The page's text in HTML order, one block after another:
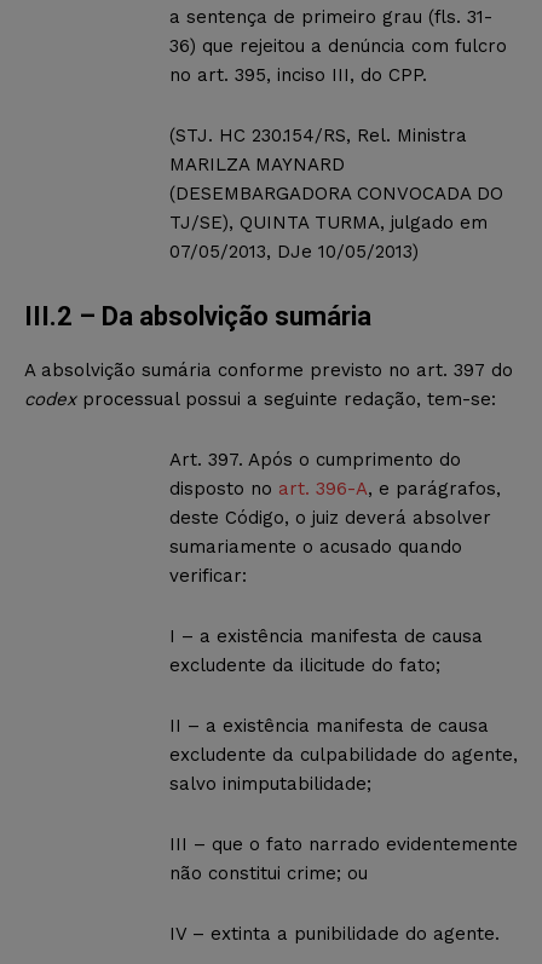
a sentença de primeiro grau (fls. 31-
36) que rejeitou a denúncia com fulcro
no art. 395, inciso III, do CPP.
(STJ. HC 230.154/RS, Rel. Ministra
MARILZA MAYNARD
(DESEMBARGADORA CONVOCADA DO
TJ/SE), QUINTA TURMA, julgado em
07/05/2013, DJe 10/05/2013)
III.2 – Da absolvição sumária
A absolvição sumária conforme previsto no art. 397 do
codex processual possui a seguinte redação, tem-se:
Art. 397. Após o cumprimento do
disposto no art. 396-A, e parágrafos,
deste Código, o juiz deverá absolver
sumariamente o acusado quando
verificar:
I – a existência manifesta de causa
excludente da ilicitude do fato;
II – a existência manifesta de causa
excludente da culpabilidade do agente,
salvo inimputabilidade;
III – que o fato narrado evidentemente
não constitui crime; ou
IV – extinta a punibilidade do agente.